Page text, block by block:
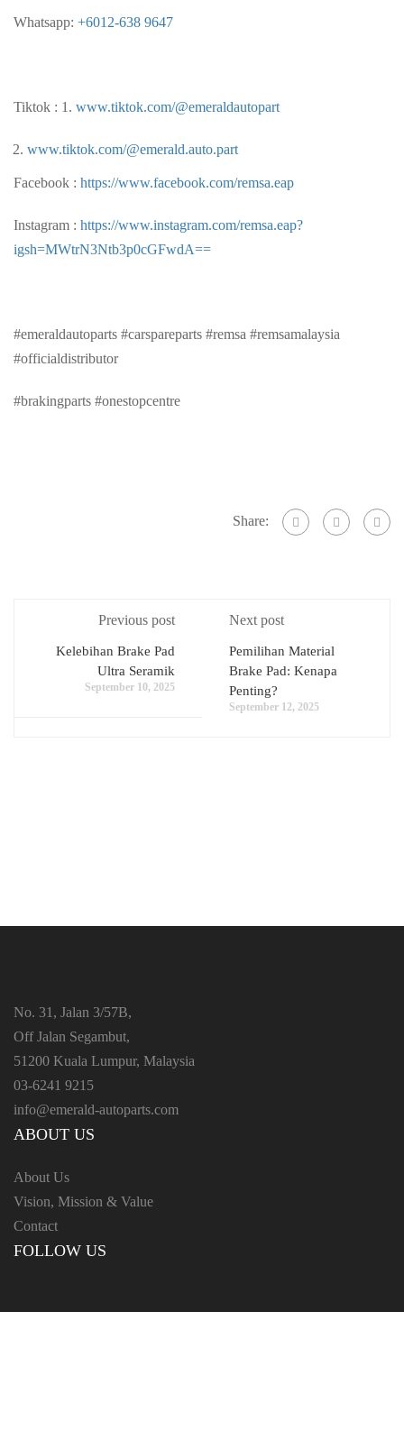
Whatsapp: +6012-638 9647
Tiktok : 1. www.tiktok.com/@emeraldautopart
www.tiktok.com/@emerald.auto.part
Facebook : https://www.facebook.com/remsa.eap
Instagram : https://www.instagram.com/remsa.eap?
igsh=MWtrN3Ntb3p0cGFwdA==
#emeraldautoparts #carspareparts #remsa #remsamalaysia
#officialdistributor
#brakingparts #onestopcentre
Share:
Previous post
Kelebihan Brake Pad
Ultra Seramik
September 10, 2025
Next post
Pemilihan Material
Brake Pad: Kenapa
Penting?
September 12, 2025
No. 31, Jalan 3/57B,
Off Jalan Segambut,
51200 Kuala Lumpur, Malaysia
03-6241 9215
info@emerald-autoparts.com
ABOUT US
About Us
Vision, Mission & Value
Contact
FOLLOW US